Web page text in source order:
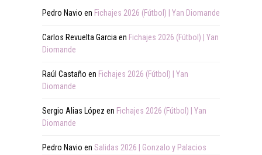
Pedro Navio en Fichajes 2026 (Fútbol) | Yan Diomande
Carlos Revuelta Garcia en Fichajes 2026 (Fútbol) | Yan
Diomande
Raúl Castaño en Fichajes 2026 (Fútbol) | Yan
Diomande
Sergio Alias López en Fichajes 2026 (Fútbol) | Yan
Diomande
Pedro Navio en Salidas 2026 | Gonzalo y Palacios